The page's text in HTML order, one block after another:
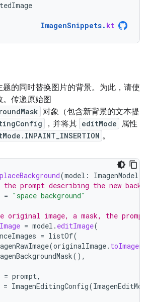
ImagenSnippets. kt
的同时替换图片的背景。为此，请使
。传递原始图
对象（包含新背景的文本提
，并将其 editMode 属性
。
(model : ImagenModel
prompt describing the new
= "space background"
original image, a mask, the
= model . editImage(
= listOf(
(originalImage.
(),
= prompt,
= ImagenEditingConfig(